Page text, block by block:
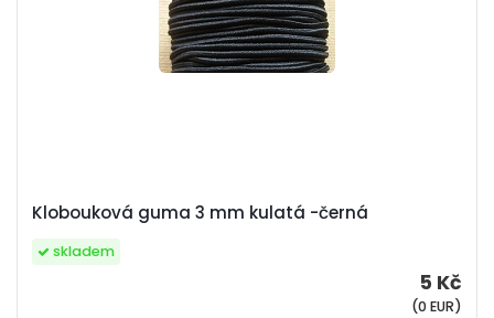
Klobouková guma 3 mm kulatá -černá
5 Kč
(0 EUR)
skladem